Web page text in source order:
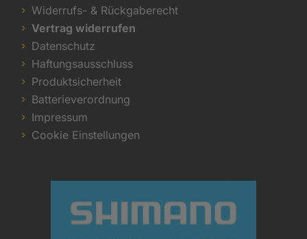
Widerrufs- & Rückgaberecht
Vertrag widerrufen
Datenschutz
Haftungsausschluss
Produktsicherheit
Batterieverordnung
Impressum
Cookie Einstellungen